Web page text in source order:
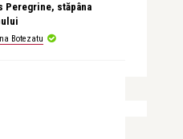
Peregrine, stăpâna
Botezatu